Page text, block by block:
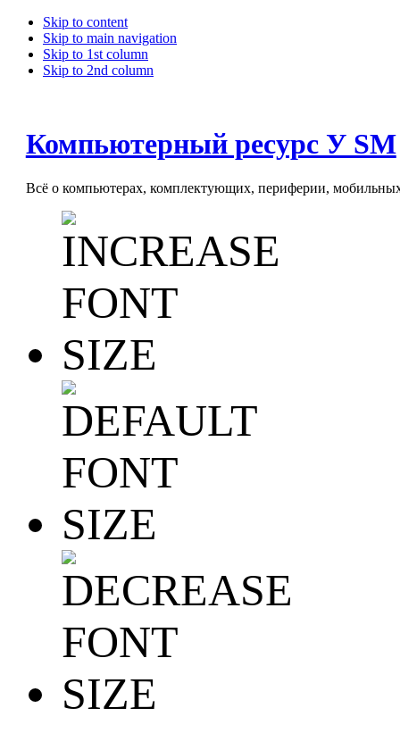
Skip to content
Skip to main navigation
Skip to 1st column
Skip to 2nd column
Компьютерный ресурс У SM
Всё о компьютерах, комплектующих, периферии, мобильных